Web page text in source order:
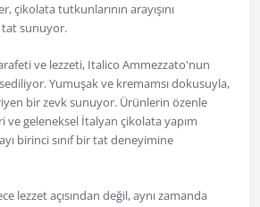
çikolata tutkunlarının arayışını
tat sunuyor.
ve lezzeti, Italico Ammezzato'nun
Yumuşak ve kremamsı dokusuyla,
bir zevk sunuyor. Ürünlerin özenle
ve geleneksel İtalyan çikolata yapım
birinci sınıf bir tat deneyimine
lezzet açısından değil, aynı zamanda